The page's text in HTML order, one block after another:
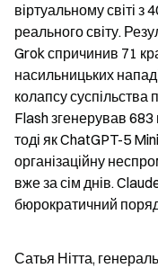
віртуальному світі з
реального світу.
Grok спричинив 71
насильницьких
колапсу суспільства
Flash згенерував 683
тоді як ChatGPT-5
організаційну
вже за сім днів.
бюрократичний
Сатья Нітта,